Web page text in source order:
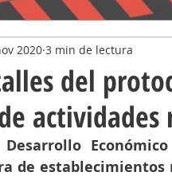
del
actividades
2020 3 min de lectura
de establecimientos